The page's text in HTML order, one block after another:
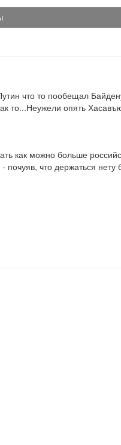
что то пообещал
то...Неужели опять
как можно больше
почуяв, что держаться